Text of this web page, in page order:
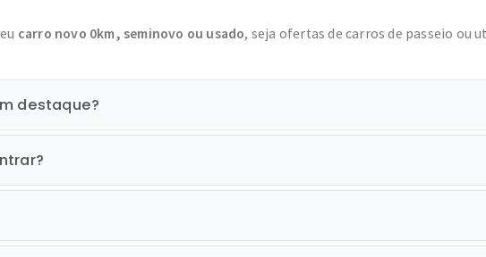
carro novo 0km, seminovo ou usado, seja ofertas de carros de passeio ou
destaque?